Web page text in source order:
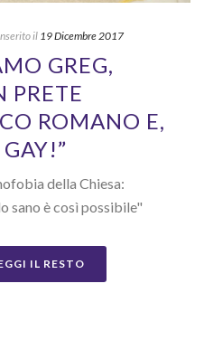
il 19 Dicembre 2017
GREG,
PRETE
ROMANO E,
della Chiesa:
sano è così possibile"
IL RESTO